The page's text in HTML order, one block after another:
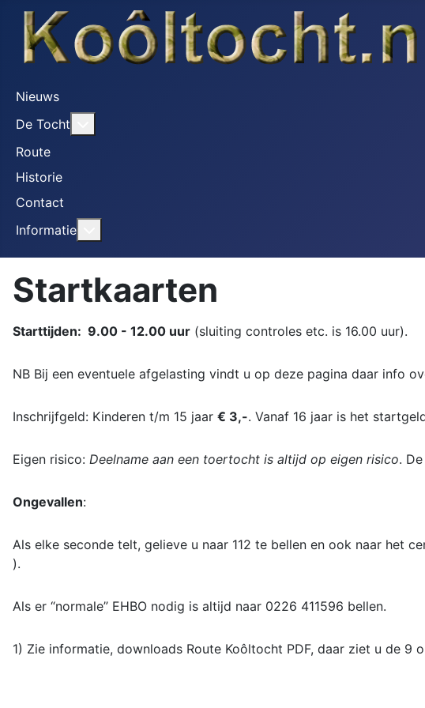
Nieuws
De Tocht
Route
Historie
Contact
Informatie
Startkaarten
Starttijden: 9.00 - 12.00 uur (sluiting controles etc. is 16.00 uur).
NB Bij een eventuele afgelasting vindt u op deze pagina daar info
Inschrijfgeld: Kinderen t/m 15 jaar € 3,-. Vanaf 16 jaar is het
Eigen risico: Deelname aan een toertocht is altijd op eigen risico.
Ongevallen:
Als elke seconde telt, gelieve u naar 112 te bellen en ook naar het
).
Als er “normale” EHBO nodig is altijd naar 0226 411596 bellen.
1) Zie informatie, downloads Route Koôltocht PDF, daar ziet u de 9